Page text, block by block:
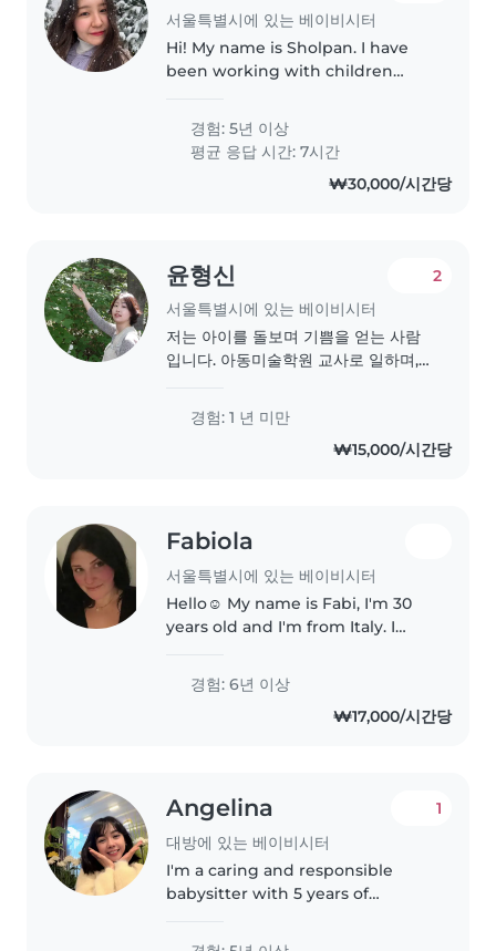
서울특별시에 있는 베이비시터
Hi! My name is Sholpan. I have
been working with children
completed a Montessori training
course and have worked as..
경험: 5년 이상
평균 응답 시간: 7시간
₩30,000/시간당
윤형신
서울특별시에 있는 베이비시터
2
저는 아이를 돌보며 기쁨을 얻는 사람
입니다. 아동미술학원 교사로 일하며, 6
대의 아이들을 만났습니다. 아이들의
의사를 존중하며 창의력을 키울 수 있
도록 도와주었고, 내성적이거나 활발한
경험: 1 년 미만
₩15,000/시간당
Fabiola
서울특별시에 있는 베이비시터
Hello☺️ My name is Fabi, I'm 30
years old and I'm from Italy. I
London working as an au pair
and nanny, taking care of
children aged between 1 and 13..
경험: 6년 이상
₩17,000/시간당
Angelina
대방에 있는 베이비시터
1
I'm a caring and responsible
babysitter with 5 years of
toddlers, preschoolers, and